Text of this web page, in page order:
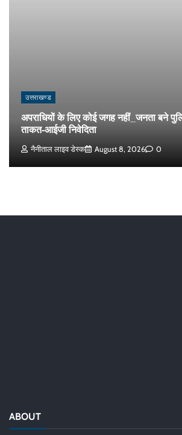
उत्तराखण्ड
अपराधियों के लिए कोई जगह नहीं_जनता बने
ताकत-आईजी निवेदिता
नैनीताल लाइव डेस्क August 8, 2026 0
ABOUT